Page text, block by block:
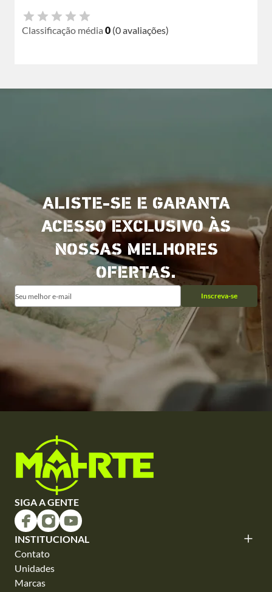
Classificação média 0 (0 avaliações)
ALISTE-SE E GARANTA
ACESSO EXCLUSIVO ÀS
NOSSAS MELHORES
OFERTAS.
Inscreva-se
SIGA A GENTE
INSTITUCIONAL
Contato
Unidades
Marcas